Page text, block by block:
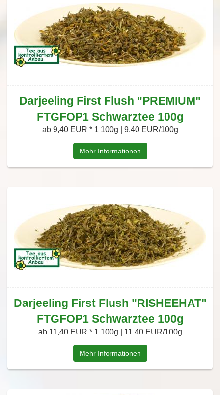
Darjeeling First Flush "PREMIUM"
FTGFOP1 Schwarztee 100g
ab 9,40 EUR * 1 100g | 9,40 EUR/100g
Mehr Informationen
Darjeeling First Flush "RISHEEHAT"
FTGFOP1 Schwarztee 100g
ab 11,40 EUR * 1 100g | 11,40 EUR/100g
Mehr Informationen